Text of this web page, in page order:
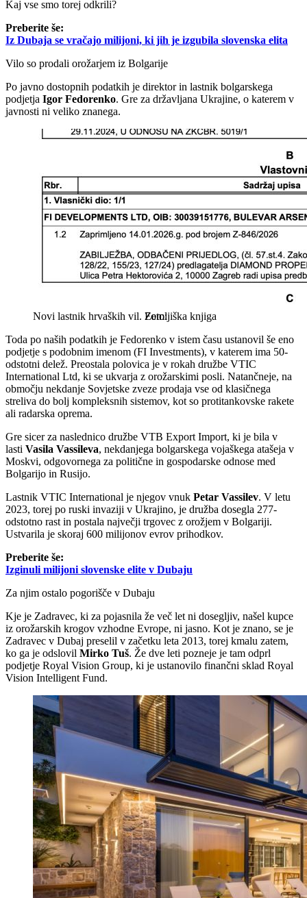
Kaj vse smo torej odkrili?
Preberite še:
Iz Dubaja se vračajo milijoni, ki jih je izgubila slovenska elita
Vilo so prodali orožarjem iz Bolgarije
Po javno dostopnih podatkih je direktor in lastnik bolgarskega
podjetja Igor Fedorenko. Gre za državljana Ukrajine, o katerem v
javnosti ni veliko znanega.
Novi lastnik hrvaških vil. Zemljiška knjiga
Toda po naših podatkih je Fedorenko v istem času ustanovil še eno
podjetje s podobnim imenom (FI Investments), v katerem ima 50-
odstotni delež. Preostala polovica je v rokah družbe VTIC
International Ltd, ki se ukvarja z orožarskimi posli. Natančneje, na
območju nekdanje Sovjetske zveze prodaja vse od klasičnega
streliva do bolj kompleksnih sistemov, kot so protitankovske rakete
ali radarska oprema.
Gre sicer za naslednico družbe VTB Export Import, ki je bila v
lasti Vasila Vassileva, nekdanjega bolgarskega vojaškega atašeja v
Moskvi, odgovornega za politične in gospodarske odnose med
Bolgarijo in Rusijo.
Lastnik VTIC International je njegov vnuk Petar Vassilev. V letu
2023, torej po ruski invaziji v Ukrajino, je družba dosegla 277-
odstotno rast in postala največji trgovec z orožjem v Bolgariji.
Ustvarila je skoraj 600 milijonov evrov prihodkov.
Preberite še:
Izginuli milijoni slovenske elite v Dubaju
Za njim ostalo pogorišče v Dubaju
Kje je Zadravec, ki za pojasnila že več let ni dosegljiv, našel kupce
iz orožarskih krogov vzhodne Evrope, ni jasno. Kot je znano, se je
Zadravec v Dubaj preselil v začetku leta 2013, torej kmalu zatem,
ko ga je odslovil Mirko Tuš. Že dve leti pozneje je tam odprl
podjetje Royal Vision Group, ki je ustanovilo finančni sklad Royal
Vision Intelligent Fund.